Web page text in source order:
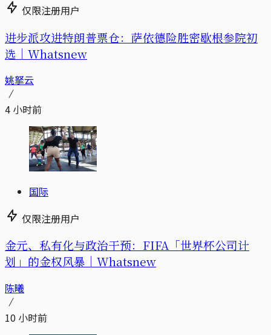
仅限注册用户
进步派攻进特朗普票仓：萨依德险胜密歇根参院初
选｜Whatsnew
姚拏云
4 小时前
国际
仅限注册用户
金元、私有化与政治干预：FIFA「世界杯公司计
划」的金权风暴｜Whatsnew
陈曦
10 小时前